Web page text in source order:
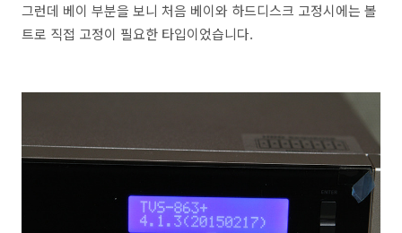
그런데 베이 부분을 보니 처음 베이와 하드디스크 고정시에는 볼
트로 직접 고정이 필요한 타입이었습니다.